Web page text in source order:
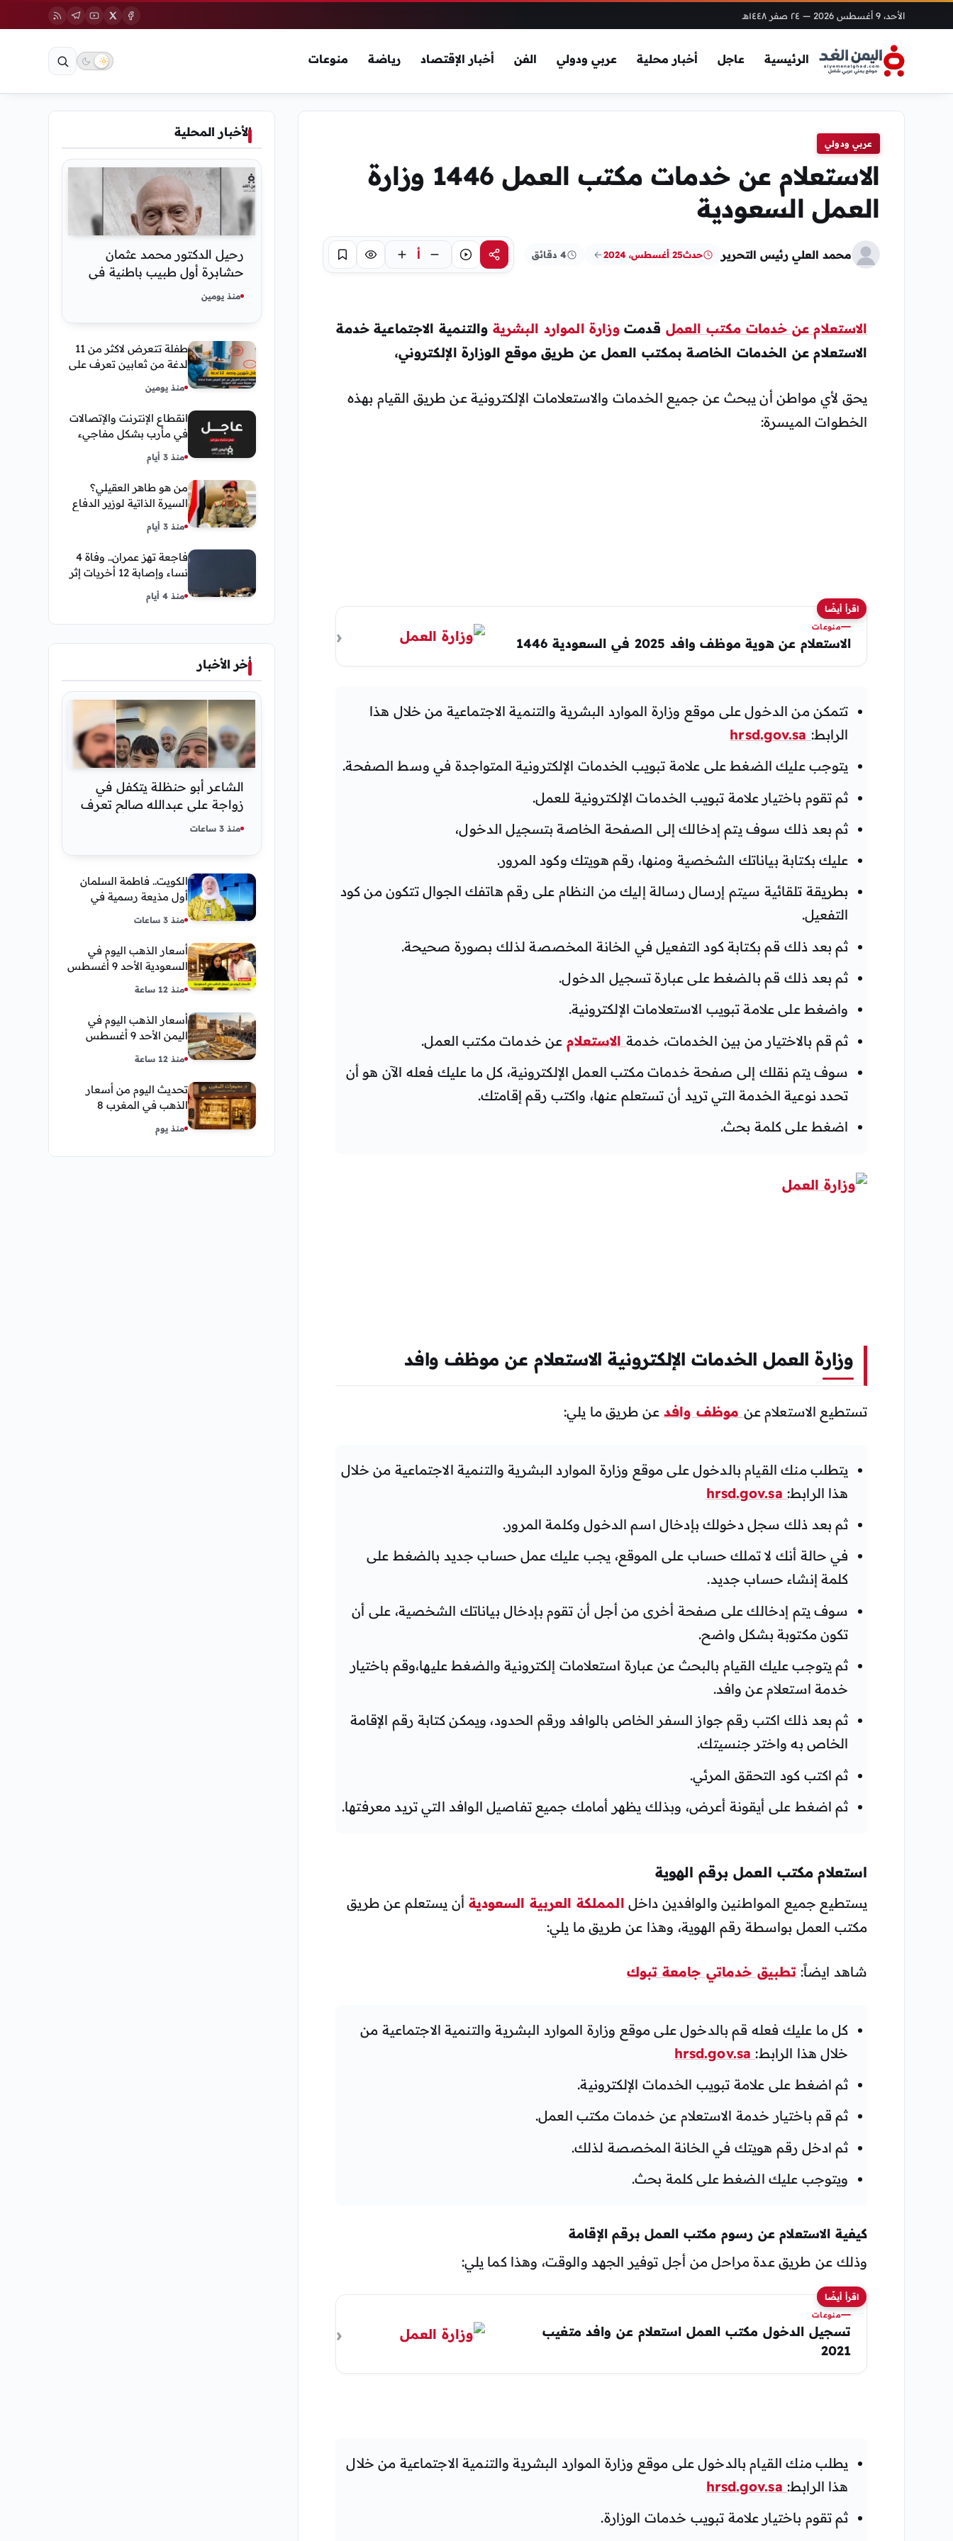
الأحد، 9 أغسطس 2026 — ٢٤ صفر ١٤٤٨هـ
الرئيسية عاجل أخبار محلية عربي ودولي الفن أخبار الإقتصاد رياضة منوعات
عربي ودولي
الاستعلام عن خدمات مكتب العمل 1446 وزارة
العمل السعودية
محمد العلي رئيس التحرير حدث25 أغسطس، 2024 4 دقائق مشاركةاستماع أ تركيز حفظ
الاستعلام عن خدمات مكتب العمل قدمتوزارة الموارد البشرية والتنمية الاجتماعية خدمة
الاستعلام عن الخدمات الخاصة بمكتب العمل عن طريق موقع الوزارة الإلكتروني،
يحق لأي مواطن أن يبحث عن جميع الخدمات والاستعلامات الإلكترونية عن طريق القيام بهذه
الخطوات الميسرة:
اقرأ أيضًا
منوعات
الاستعلام عن هوية موظف وافد 2025 في السعودية 1446
تتمكن من الدخول على موقع وزارة الموارد البشرية والتنمية الاجتماعية من خلال هذا
الرابط:
يتوجب عليك الضغط على علامة تبويب الخدمات الإلكترونية المتواجدة في وسط الصفحة.
ثم تقوم باختيار علامة تبويب الخدمات الإلكترونية للعمل.
ثم بعد ذلك سوف يتم إدخالك إلى الصفحة الخاصة بتسجيل الدخول،
عليك بكتابة بياناتك الشخصية ومنها، رقم هويتك وكود المرور.
بطريقة تلقائية سيتم إرسال رسالة إليك من النظام على رقم هاتفك الجوال تتكون من كود
التفعيل.
ثم بعد ذلك قم بكتابة كود التفعيل في الخانة المخصصة لذلك بصورة صحيحة.
ثم بعد ذلك قم بالضغط على عبارة تسجيل الدخول.
واضغط على علامة تبويب الاستعلامات الإلكترونية.
ثم قم بالاختيار من بين الخدمات، خدمة الاستعلام عن خدمات مكتب العمل.
سوف يتم نقلك إلى صفحة خدمات مكتب العمل الإلكترونية، كل ما عليك فعله الآن هو أن
تحدد نوعية الخدمة التي تريد أن تستعلم عنها، واكتب رقم إقامتك.
اضغط على كلمة بحث.
وزارة العمل الخدمات الإلكترونية الاستعلام عن موظف وافد
تستطيع الاستعلام عن موظف وافد عن طريق ما يلي:
يتطلب منك القيام بالدخول على موقع وزارة الموارد البشرية والتنمية الاجتماعية من خلال
هذا الرابط:
ثم بعد ذلك سجل دخولك بإدخال اسم الدخول وكلمة المرور.
في حالة أنك لا تملك حساب على الموقع، يجب عليك عمل حساب جديد بالضغط على
كلمة إنشاء حساب جديد.
سوف يتم إدخالك على صفحة أخرى من أجل أن تقوم بإدخال بياناتك الشخصية، على أن
تكون مكتوبة بشكل واضح.
ثم يتوجب عليك القيام بالبحث عن عبارة استعلامات إلكترونية والضغط عليها،وقم باختيار
خدمة استعلام عن وافد.
ثم بعد ذلك اكتب رقم جواز السفر الخاص بالوافد ورقم الحدود، ويمكن كتابة رقم الإقامة
الخاص به واختر جنسيتك.
ثم اكتب كود التحقق المرئي.
ثم اضغط على أيقونة أعرض، وبذلك يظهر أمامك جميع تفاصيل الوافد التي تريد معرفتها.
استعلام مكتب العمل برقم الهوية
يستطيع جميع المواطنين والوافدين داخل المملكة العربية السعودية أن يستعلم عن طريق
مكتب العمل بواسطة رقم الهوية، وهذا عن طريق ما يلي:
شاهد ايضاً: تطبيق خدماتي جامعة تبوك
كل ما عليك فعله قم بالدخول على موقع وزارة الموارد البشرية والتنمية الاجتماعية من
خلال هذا الرابط:
ثم اضغط على علامة تبويب الخدمات الإلكترونية.
ثم قم باختيار خدمة الاستعلام عن خدمات مكتب العمل.
ثم ادخل رقم هويتك في الخانة المخصصة لذلك.
ويتوجب عليك الضغط على كلمة بحث.
كيفية الاستعلام عن رسوم مكتب العمل برقم الإقامة
وذلك عن طريق عدة مراحل من أجل توفير الجهد والوقت، وهذا كما يلي:
اقرأ أيضًا
منوعات
تسجيل الدخول مكتب العمل استعلام عن وافد متغيب
2021
يطلب منك القيام بالدخول على موقع وزارة الموارد البشرية والتنمية الاجتماعية من خلال
هذا الرابط:
ثم تقوم باختيار علامة تبويب خدمات الوزارة.
الأخبار المحلية
رحيل الدكتور محمد عثمان
حشابرة أول طبيب باطنية في
الحديدة
منذ يومين
طفلة تتعرض لاكثر من 11
لدغة من ثعابين تعرف على
العريقي
منذ يومين
انقطاع الإنترنت والإتصالات
في مأرب بشكل مفاجيء
فما هو سبب ذلك
منذ 3 أيام
من هو طاهر العقيلي؟
السيرة الذاتية لوزير الدفاع
اليمني الجديد وأبرز
مناصبه
منذ 3 أيام
فاجعة تهز عمران.. وفاة 4
نساء وإصابة 12 أخريات إثر
صاعقة رعدية خلال مناسبة
اجتماعية
منذ 4 أيام
أخر الأخبار
الشاعر أبو حنظلة يتكفل في
زواجة علي عبدالله صالح تعرف
على التفاصيل
منذ 3 ساعات
الكويت.. فاطمة السلمان
أول مذيعة رسمية في
منذ 3 ساعات
أسعار الذهب اليوم في
السعودية الأحد 9 أغسطس
منذ 12 ساعة
أسعار الذهب اليوم في
اليمن الأحد 9 أغسطس
وعدن
منذ 12 ساعة
تحديث اليوم من أسعار
الذهب في المغرب 8
الجنية الذهب
منذ يوم